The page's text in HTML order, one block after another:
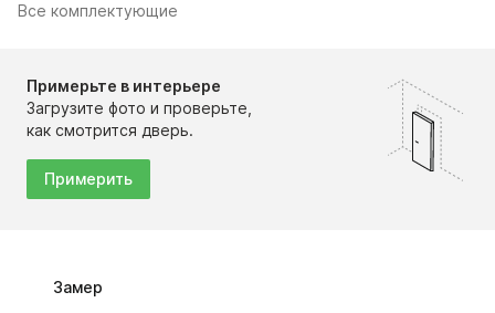
Все комплектующие
Примерьте в интерьере
Загрузите фото и проверьте,
как смотрится дверь.
Примерить
Замер